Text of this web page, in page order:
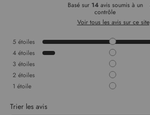
Basé sur 14 avis soumis à un
contrôle
Voir tous les avis sur ce site
5 étoiles
4 étoiles
3 étoiles
2 étoiles
1 étoile
Trier les avis